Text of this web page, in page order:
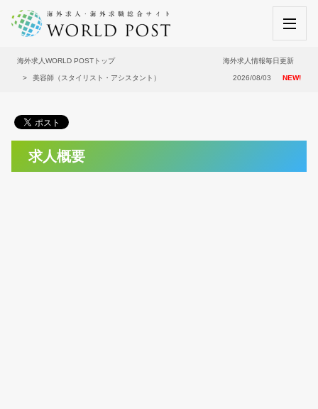
海外求人WORLD POSTトップ
美容師（スタイリスト・アシスタント）
海外求人情報毎日更新
2026/08/03 NEW!
求人概要